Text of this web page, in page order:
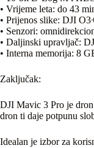
• Vrijeme leta: do 43
• Prijenos slike: DJI
• Senzori:
• Daljinski upravljač:
• Interna memorija: 8
Zaključak:
DJI Mavic 3 Pro je
dron ti daje potpunu
Idealan je izbor za